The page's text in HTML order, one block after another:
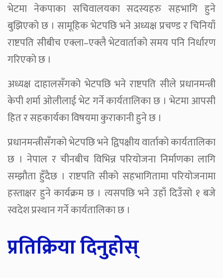
भेटमा नेकपाका सचिवालयका सदस्यहरु सहभागि हुने
बुझिएको छ । सामूहिक भेटपछि भने अध्यक्ष प्रचण्ड र चिनियाँ
राष्टपति सीबीच एक्ला–एक्लै भेटवार्ताको समय पनि निर्धारण
गरिएको छ ।
अध्यक्ष दाहालसँगको भेटपछि भने राष्टपति सीले प्रधानमन्त्री
केपी शर्मा ओलीलाई भेट गर्ने कार्यतालिका छ । भेटमा आपसी
हित र सहकार्यका विषयमा कुराकानी हुने छ ।
प्रधानमन्त्रीसँगको भेटपछि भने द्विपक्षीय वार्ताको कार्यतालिका
छ । नेपाल र चीनबीच विभिन्न परियोजना निर्माणका लागि
सम्झौता हुँदैछ । राष्टपति सीको सहभागितामा परियोजनामा
हस्ताक्षर हुने कार्यक्रम छ । त्यसपछि भने उहाँ दिउँसो १ बजे
स्वदेश प्रस्थान गर्ने कार्यतालिका छ ।
प्रतिक्रिया दिनुहोस्